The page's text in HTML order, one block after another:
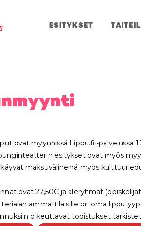
ESITYKSET
ovat myynnissä Lippu.fi -palvelussa
esitykset ovat myös
käyvät maksuvälineinä myös
ovat 27,50€ ja aleryhmät
ammattilaisille on oma
oikeuttavat todistukset